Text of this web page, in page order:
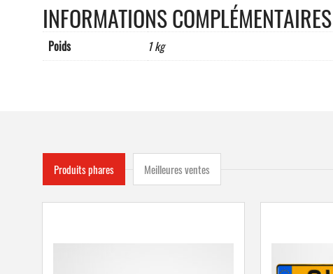
INFORMATIONS COMPLÉMENTAIRES
Poids 1 kg
Produits phares Meilleures ventes